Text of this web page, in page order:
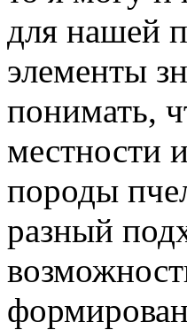
для нашей
элементы
понимать,
местности
породы
разный